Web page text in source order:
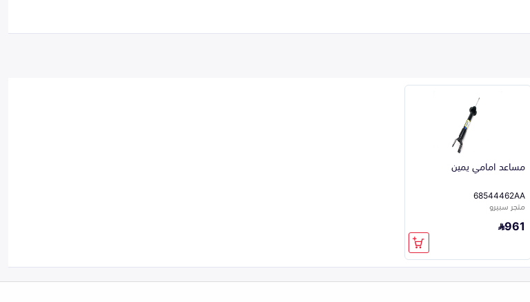
مساعد امامي يمين
68544462AA
متجر سبيرو
961